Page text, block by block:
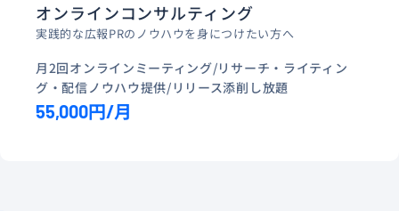
オンラインコンサルティング
実践的な広報PRのノウハウを身につけたい方へ
月2回オンラインミーティング/リサーチ・ライティン
グ・配信ノウハウ提供/リリース添削し放題
55,000円/月